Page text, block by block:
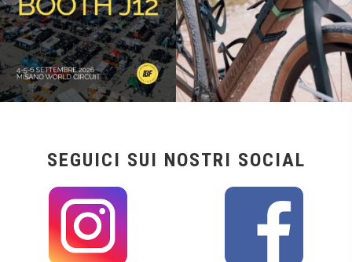
SEGUICI SUI NOSTRI SOCIAL